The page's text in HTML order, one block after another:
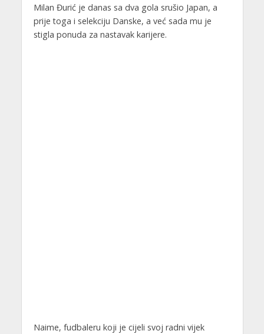
Milan Đurić je danas sa dva gola srušio Japan, a
prije toga i selekciju Danske, a već sada mu je
stigla ponuda za nastavak karijere.
Naime, fudbaleru koji je cijeli svoj radni vijek